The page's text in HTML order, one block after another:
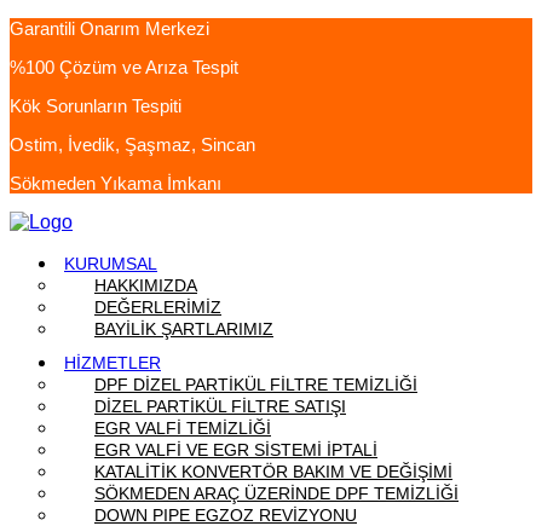
Garantili Onarım Merkezi
%100 Çözüm ve Arıza Tespit
Kök Sorunların Tespiti
Ostim, İvedik, Şaşmaz, Sincan
Sökmeden Yıkama İmkanı
KURUMSAL
HAKKIMIZDA
DEĞERLERİMİZ
BAYİLİK ŞARTLARIMIZ
HİZMETLER
DPF DİZEL PARTİKÜL FİLTRE TEMİZLİĞİ
DİZEL PARTİKÜL FİLTRE SATIŞI
EGR VALFİ TEMİZLİĞİ
EGR VALFİ VE EGR SİSTEMİ İPTALİ
KATALİTİK KONVERTÖR BAKIM VE DEĞİŞİMİ
SÖKMEDEN ARAÇ ÜZERİNDE DPF TEMİZLİĞİ
DOWN PIPE EGZOZ REVİZYONU